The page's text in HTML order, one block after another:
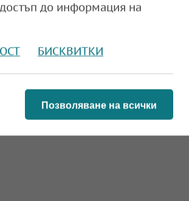
до информация на
БИСКВИТКИ
Позволяване на всички